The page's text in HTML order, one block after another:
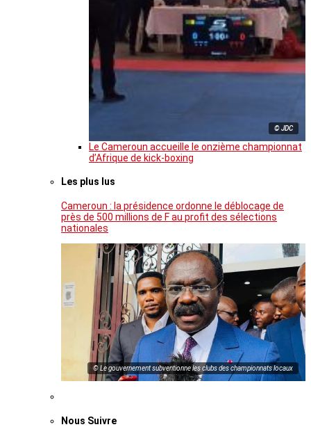
© JDC
Le Cameroun accueille le onzième championnat
d’Afrique de kick-boxing
Les plus lus
Cameroun : la présidence ordonne le déblocage de
près de 500 millions de F au profit des sélections
nationales
© Le gouvernement subventionne les clubs des championnats locaux
Nous Suivre